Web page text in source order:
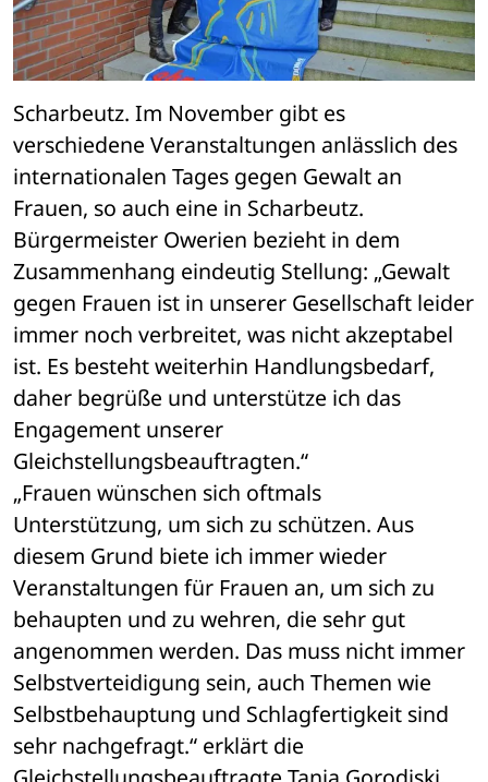
Scharbeutz. Im November gibt es
verschiedene Veranstaltungen anlässlich des
internationalen Tages gegen Gewalt an
Frauen, so auch eine in Scharbeutz.
Bürgermeister Owerien bezieht in dem
Zusammenhang eindeutig Stellung: „Gewalt
gegen Frauen ist in unserer Gesellschaft leider
immer noch verbreitet, was nicht akzeptabel
ist. Es besteht weiterhin Handlungsbedarf,
daher begrüße und unterstütze ich das
Engagement unserer
Gleichstellungsbeauftragten.“
„Frauen wünschen sich oftmals
Unterstützung, um sich zu schützen. Aus
diesem Grund biete ich immer wieder
Veranstaltungen für Frauen an, um sich zu
behaupten und zu wehren, die sehr gut
angenommen werden. Das muss nicht immer
Selbstverteidigung sein, auch Themen wie
Selbstbehauptung und Schlagfertigkeit sind
sehr nachgefragt.“ erklärt die